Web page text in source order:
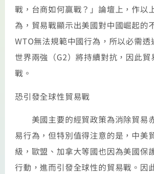
戰，台商如何贏戰？」論壇上，作以
為，貿易戰顯示出美國對中國崛起的
WTO無法規範中國行為，所以必需透
世界兩強（G2）將持續對抗，因此貿
戰。
恐引發全球性貿易戰
美國主要的經貿政策為消除貿易
易行為，但特別值得注意的是，中美
級，歐盟、加拿大等國也因為美國保
行動，進而引發全球性的貿易戰。因